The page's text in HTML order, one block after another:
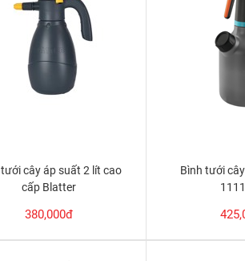
cây áp suất 2 lít cao
cấp Blatter
380,000đ
Bình tưới